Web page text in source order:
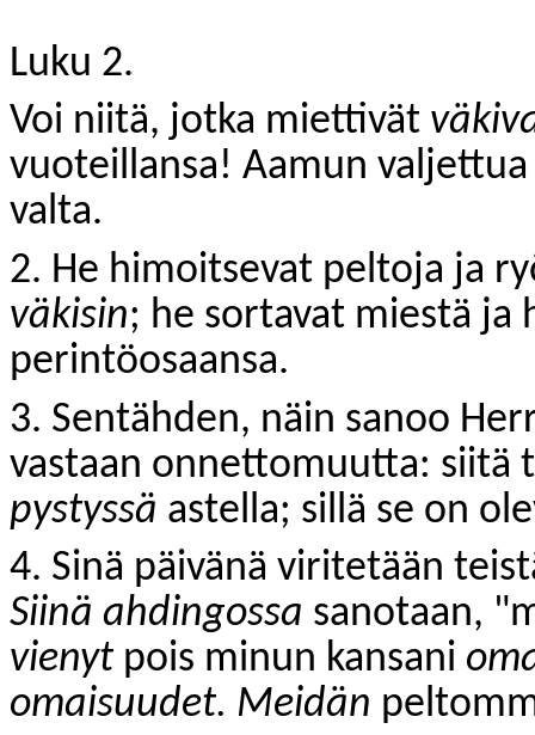
Luku 2.
Voi niitä, jotka miettivät
vuoteillansa! Aamun
valta.
2. He himoitsevat peltoja ja
väkisin; he sortavat miestä ja
perintöosaansa.
3. Sentähden, näin sanoo
vastaan onnettomuutta: siitä
pystyssä astella; sillä se on
4. Sinä päivänä viritetään
Siinä ahdingossa sanotaan,
vienyt pois minun kansani
omaisuudet. Meidän